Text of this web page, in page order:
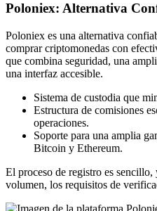
Poloniex: Alternativa
Poloniex es una alternativa
comprar criptomonedas con
que combina seguridad, una
una interfaz accesible.
Sistema de custodia que
Estructura de comisiones
operaciones.
Soporte para una amplia
Bitcoin y Ethereum.
El proceso de registro es sencillo,
volumen, los requisitos de